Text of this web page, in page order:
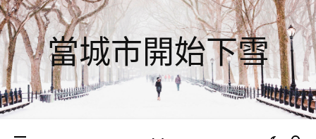
當城市開始下雪